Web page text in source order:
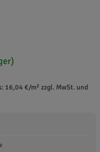
16,04 €/m² zzgl. MwSt. und